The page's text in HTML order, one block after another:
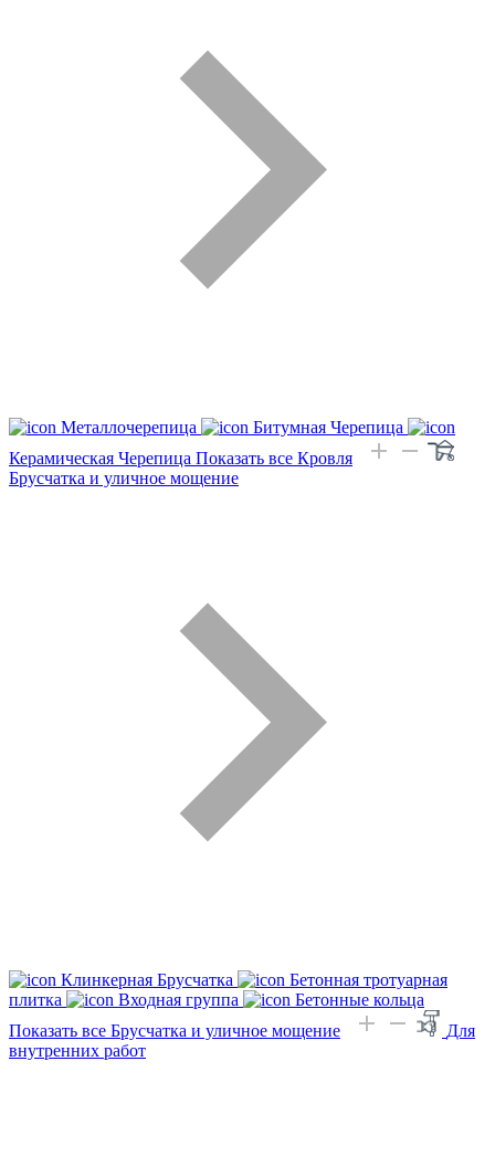
Металлочерепица
Битумная Черепица
Керамическая Черепица Показать все Кровля
Брусчатка и уличное мощение
Клинкерная Брусчатка
Бетонная тротуарная
плитка
Входная группа
Бетонные кольца
Показать все Брусчатка и уличное мощение
Для
внутренних работ